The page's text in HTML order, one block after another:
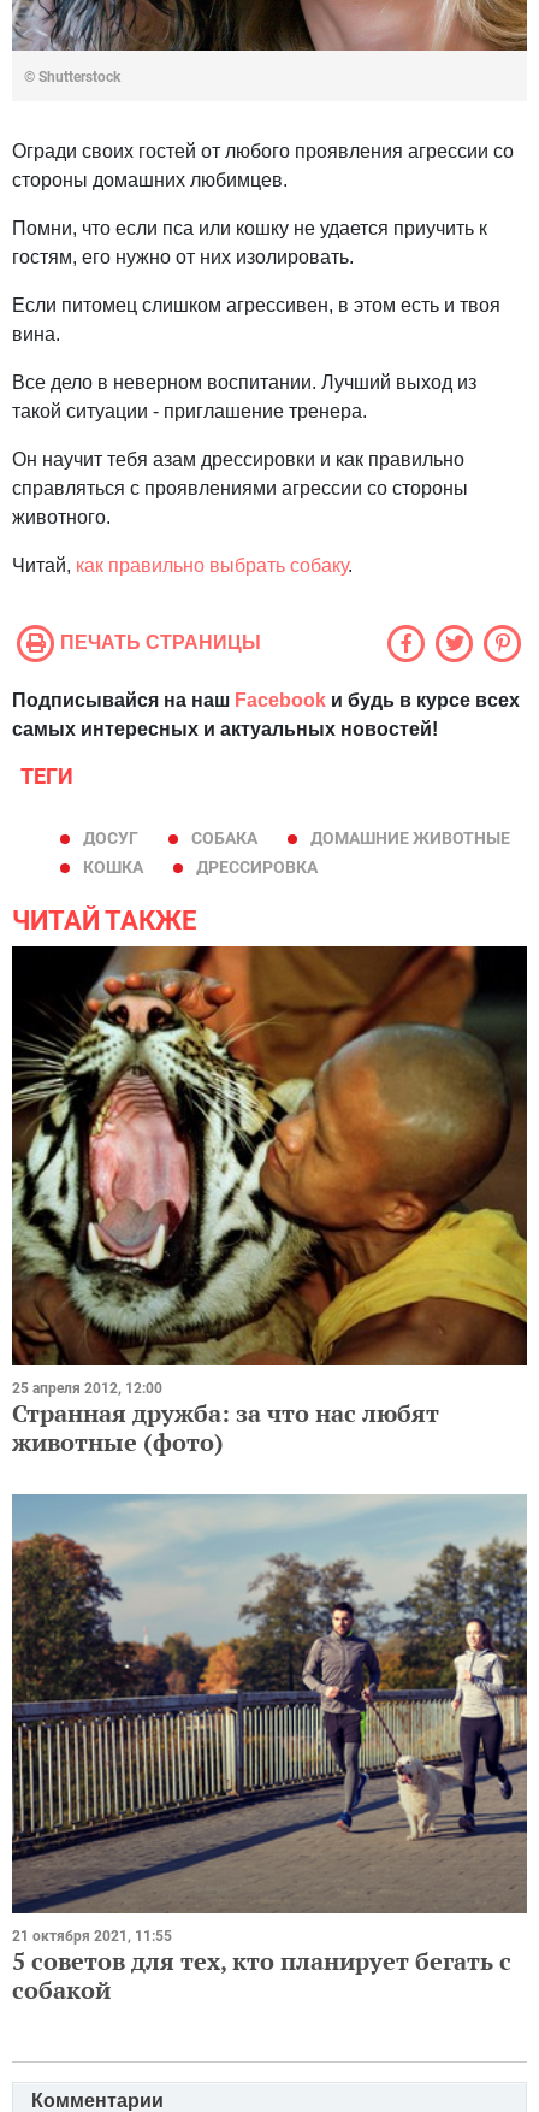
© Shutterstock
Огради своих гостей от любого проявления агрессии со
стороны домашних любимцев.
Помни, что если пса или кошку не удается приучить к
гостям, его нужно от них изолировать.
Если питомец слишком агрессивен, в этом есть и твоя
вина.
Все дело в неверном воспитании. Лучший выход из
такой ситуации - приглашение тренера.
Он научит тебя азам дрессировки и как правильно
справляться с проявлениями агрессии со стороны
животного.
Читай, как правильно выбрать собаку.
ПЕЧАТЬ СТРАНИЦЫ
Подписывайся на наш Facebook и будь в курсе всех
самых интересных и актуальных новостей!
ТЕГИ
ДОСУГ СОБАКА
ДОМАШНИЕ ЖИВОТНЫЕ
КОШКА
ДРЕССИРОВКА
ЧИТАЙ ТАКЖЕ
25 апреля 2012, 12:00
Странная дружба: за что нас любят
животные (фото)
21 октября 2021, 11:55
5 советов для тех, кто планирует бегать с
собакой
Комментарии